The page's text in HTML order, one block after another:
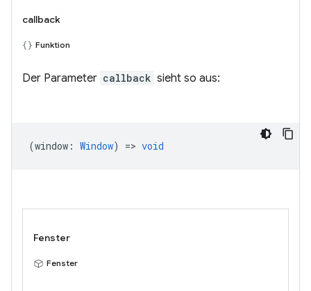
callback
Funktion
Der Parameter callback sieht so aus:
(window : Window) => void
Fenster
Fenster